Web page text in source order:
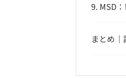
9. MSD
まとめ